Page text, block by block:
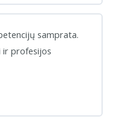
samprata.
ir profesijos